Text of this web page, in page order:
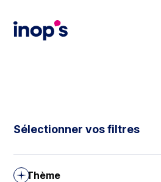
Sélectionner vos filtres
Thème